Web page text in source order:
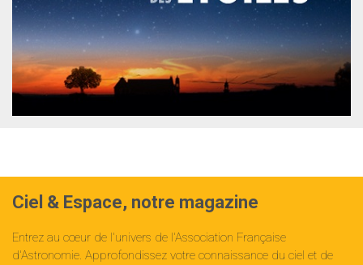
Ciel & Espace, notre magazine
Entrez au cœur de l'univers de l'Association Française
d'Astronomie. Approfondissez votre connaissance du ciel et de